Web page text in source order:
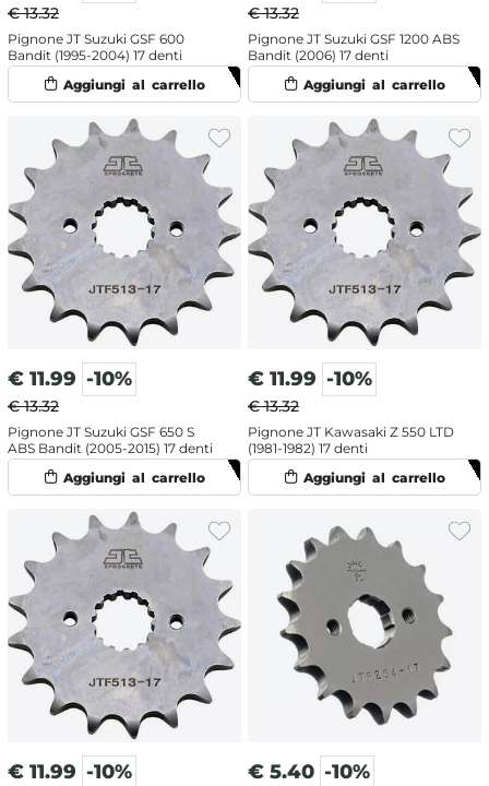
€ 13.32
Pignone JT Suzuki GSF 600
Bandit (1995-2004) 17 denti
€ 13.32
Pignone JT Suzuki GSF 1200 ABS
Bandit (2006) 17 denti
€ 11.99 -10%
€ 13.32
Pignone JT Suzuki GSF 650 S
ABS Bandit (2005-2015) 17 denti
€ 11.99 -10%
€ 13.32
Pignone JT Kawasaki Z 550 LTD
(1981-1982) 17 denti
€ 11.99 -10% € 5.40 -10%